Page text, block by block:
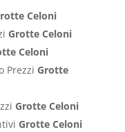
Celoni
Grotte Celoni
Celoni
Prezzi Grotte
Grotte Celoni
Grotte Celoni